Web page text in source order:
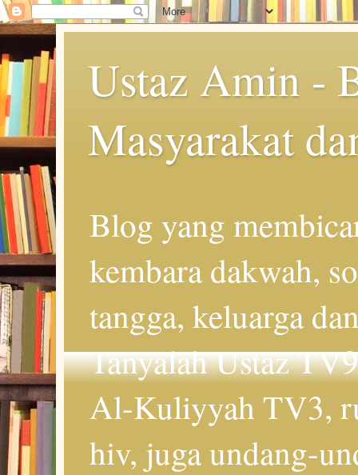
Ustaz Amin -
Masyarakat
Blog yang
kembara dakwah,
tangga, keluarga
Tanyalah Ustaz
Al-Kuliyyah TV3,
hiv, juga undang-